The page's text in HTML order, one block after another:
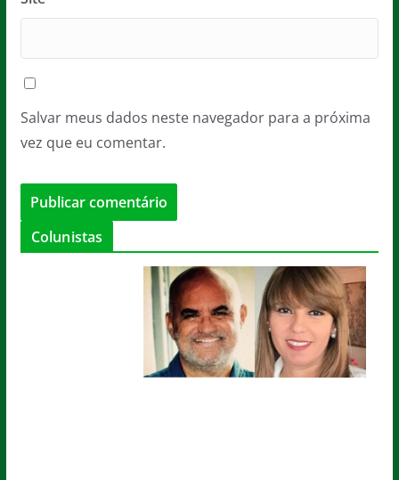
Salvar meus dados neste navegador para a próxima
vez que eu comentar.
Colunistas